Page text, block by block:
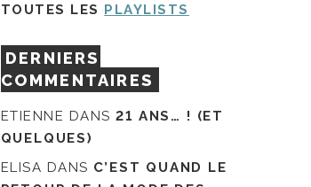
TOUTES LES PLAYLISTS
DERNIERS
COMMENTAIRES
ETIENNE DANS21 ANS… ! (ET
QUELQUES)
ELISA DANS C’EST QUAND LE